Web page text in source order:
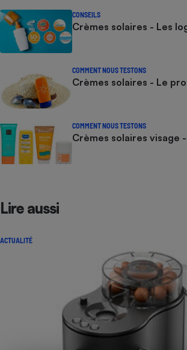
CONSEILS
Crèmes solaires - Les
COMMENT NOUS TESTONS
Crèmes solaires - Le
COMMENT NOUS TESTONS
Crèmes solaires visage
Lire aussi
ACTUALITÉ